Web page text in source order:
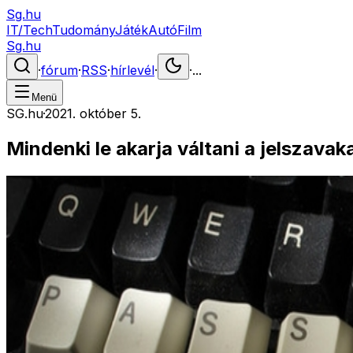
Sg.hu
IT/TechTudományJátékAutóFilm
Sg.hu
·fórum·RSS·hírlevél· ·...
Menü
SG.hu·2021. október 5.
Mindenki le akarja váltani a